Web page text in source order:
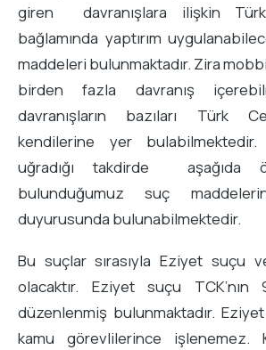
giren davranışlara ilişkin
bağlamında yaptırım
maddeleri bulunmaktadır. Zira
birden fazla davranış
davranışların bazıları Türk
kendilerine yer
uğradığı takdirde aşağıda
bulunduğumuz suç
duyurusunda bulunabilmektedir.
Bu suçlar sırasıyla Eziyet suçu
olacaktır. Eziyet suçu TCK’nın
düzenlenmiş bulunmaktadır.
kamu görevlilerince işlenemez.